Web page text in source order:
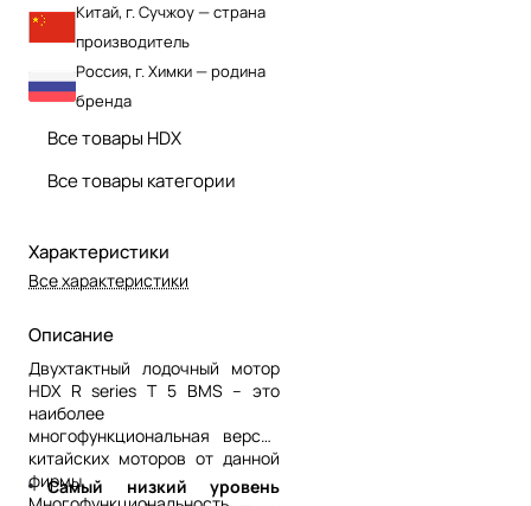
Китай, г. Сучжоу — страна
производитель
Россия, г. Химки — родина
бренда
Все товары HDX
Все товары категории
Характеристики
Все характеристики
Описание
Двухтактный лодочный мотор
HDX R series T 5 BMS – это
наиболее
многофункциональная версия
китайских моторов от данной
фирмы.
Самый низкий уровень